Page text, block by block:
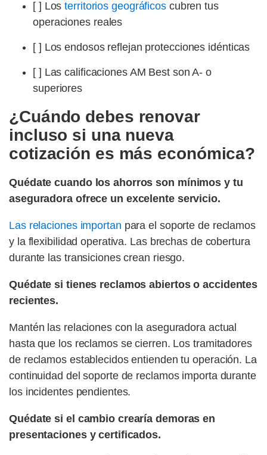
[ ] Los territorios geográficoscubren tus
operaciones reales
[ ] Los endosos reflejan protecciones idénticas
[ ] Las calificaciones AM Best son A- o
superiores
¿Cuándo debes renovar
incluso si una nueva
cotización es más económica?
Quédate cuando los ahorros son mínimos y tu
aseguradora ofrece un excelente servicio.
Las relaciones importan para el soporte de reclamos
y la flexibilidad operativa. Las brechas de cobertura
durante las transiciones crean riesgo.
Quédate si tienes reclamos abiertos o accidentes
recientes.
Mantén las relaciones con la aseguradora actual
hasta que los reclamos se cierren. Los tramitadores
de reclamos establecidos entienden tu operación. La
continuidad del soporte de reclamos importa durante
los incidentes pendientes.
Quédate si el cambio crearía demoras en
presentaciones y certificados.